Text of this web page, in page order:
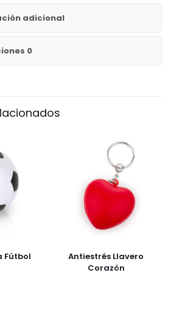
adicional
0
Fútbol
Antiestrés Llavero
Corazón